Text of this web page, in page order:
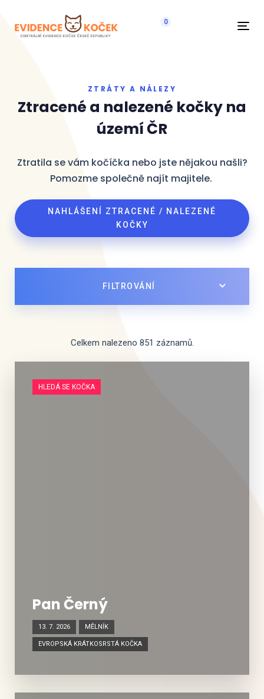
0
ZTRÁTY A NÁLEZY
Ztracené a nalezené kočky na
území ČR
Ztratila se vám kočíčka nebo jste nějakou našli?
Pomozme společně najít majitele.
NAHLÁŠENÍ ZTRACENÉ / NALEZENÉ
KOČKY
FILTROVÁNÍ
Celkem nalezeno 851 záznamů.
HLEDÁ SE KOČKA
Pan Černý
13. 7. 2026 MĚLNÍK
EVROPSKÁ KRÁTKOSRSTÁ KOČKA